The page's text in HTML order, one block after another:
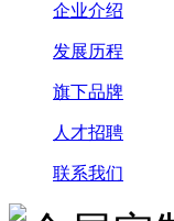
企业介绍
发展历程
旗下品牌
人才招聘
联系我们